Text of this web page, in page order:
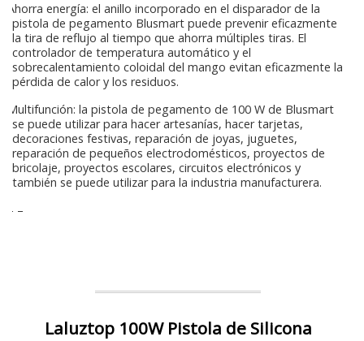
Ahorra energía: el anillo incorporado en el disparador de la
pistola de pegamento Blusmart puede prevenir eficazmente
la tira de reflujo al tiempo que ahorra múltiples tiras. El
controlador de temperatura automático y el
sobrecalentamiento coloidal del mango evitan eficazmente la
pérdida de calor y los residuos.
Multifunción: la pistola de pegamento de 100 W de Blusmart
se puede utilizar para hacer artesanías, hacer tarjetas,
decoraciones festivas, reparación de joyas, juguetes,
reparación de pequeños electrodomésticos, proyectos de
bricolaje, proyectos escolares, circuitos electrónicos y
también se puede utilizar para la industria manufacturera.
– –
Laluztop 100W Pistola de Silicona